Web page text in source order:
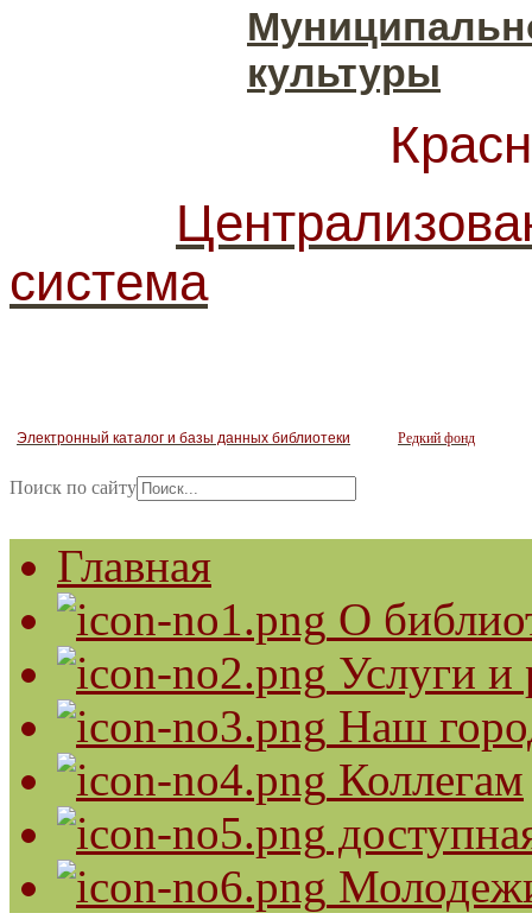
культуры
система
Электронный каталог и базы данных библиотеки Редкий фонд
Поиск по сайту
Главная
О
Услуги и
Наш
Коллегам